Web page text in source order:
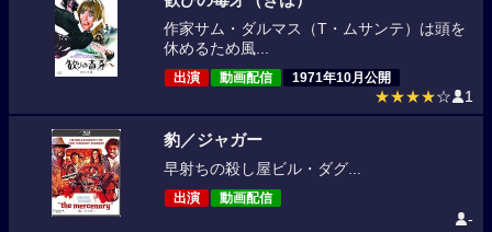
作家サム・ダルマス（T・ムサンテ）は頭を
休めるため風...
出演 動画配信 1971年10月公開
★★★★☆ 1
豹／ジャガー
早射ちの殺し屋ビル・ダグ...
出演 動画配信
-